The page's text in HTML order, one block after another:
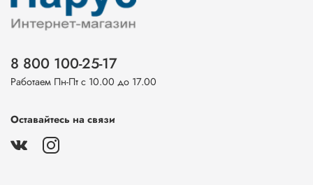
8 800 100-25-17
Работаем Пн-Пт с 10.00 до 17.00
Оставайтесь на связи